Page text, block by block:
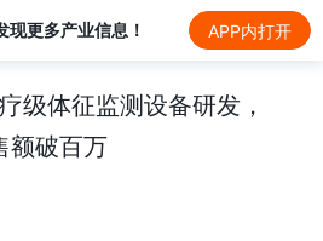
现更多产业信息！ APP内打开
级体征监测设备研发，
额破百万